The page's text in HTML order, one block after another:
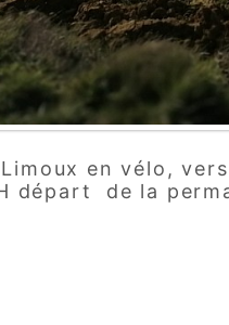
en vélo,
départ de la